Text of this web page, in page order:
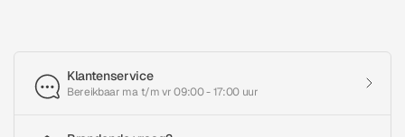
Klantenservice
Bereikbaar ma t/m vr 09:00 - 17:00 uur